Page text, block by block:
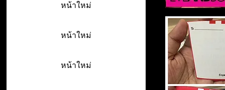
หน้าใหม่
หน้าใหม่
หน้าใหม่